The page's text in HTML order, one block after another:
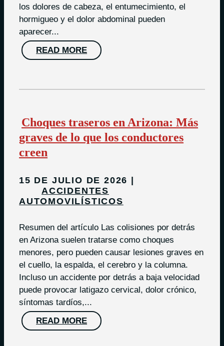
los dolores de cabeza, el entumecimiento, el
hormigueo y el dolor abdominal pueden
aparecer...
READ MORE
Choques traseros en Arizona: Más
graves de lo que los conductores
creen
15 DE JULIO DE 2026
ACCIDENTES
AUTOMOVILÍSTICOS
Resumen del artículo Las colisiones por detrás
en Arizona suelen tratarse como choques
menores, pero pueden causar lesiones graves en
el cuello, la espalda, el cerebro y la columna.
Incluso un accidente por detrás a baja velocidad
puede provocar latigazo cervical, dolor crónico,
síntomas tardíos,...
READ MORE